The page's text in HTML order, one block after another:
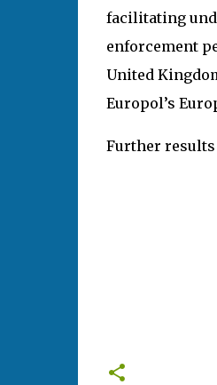
facilitating
enforcement
United
Europol’s
Further results